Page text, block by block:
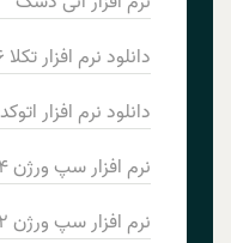
دانلود نرم افزار تکلا 16
دانلود نرم افزار اتوکد 2012
نرم افزار سپ ورژن 14
نرم افزار سپ ورژن 25.2